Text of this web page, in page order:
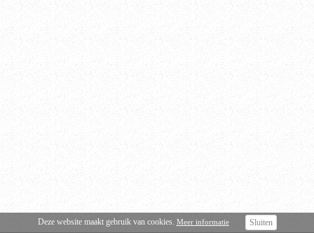
Deze website maakt gebruik van cookies. Meer informatie Sluiten